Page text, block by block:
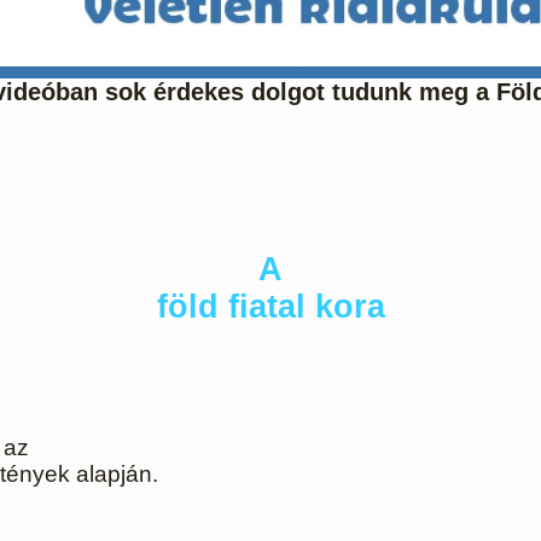
sok érdekes dolgot tudunk meg a
A
föld fiatal kora
alapján.